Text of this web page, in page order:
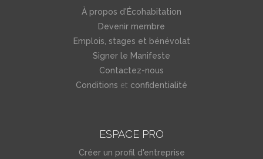
À propos d'Écohabitation
Devenir membre
Emplois, stages et bénévolat
Signer le Manifeste
Contactez-nous
Conditions et confidentialité
ESPACE PRO
Créer un profil d'entreprise